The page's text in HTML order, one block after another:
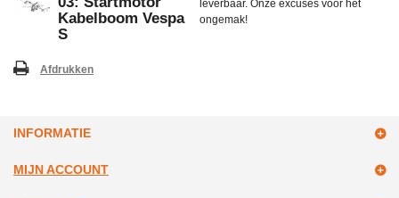
Kabelboom Vespa
S
leverbaar. Onze excuses voor het
ongemak!
Afdrukken
INFORMATIE
MIJN ACCOUNT